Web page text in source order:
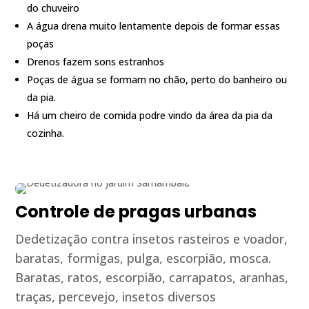
do chuveiro
A água drena muito lentamente depois de formar essas
poças
Drenos fazem sons estranhos
Poças de água se formam no chão, perto do banheiro ou
da pia.
Há um cheiro de comida podre vindo da área da pia da
cozinha.
Controle de pragas urbanas
Dedetização contra insetos rasteiros e voador,
baratas, formigas, pulga, escorpião, mosca.
Baratas, ratos, escorpião, carrapatos, aranhas,
traças, percevejo, insetos diversos